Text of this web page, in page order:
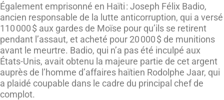
Également emprisonné en Haïti : Joseph Félix Badio,
ancien responsable de la lutte anticorruption, qui a versé
110 000 $ aux gardes de Moïse pour qu’ils se retirent
pendant l’assaut, et acheté pour 20 000 $ de munitions
avant le meurtre. Badio, qui n’a pas été inculpé aux
États-Unis, avait obtenu la majeure partie de cet argent
auprès de l’homme d’affaires haïtien Rodolphe Jaar, qui
a plaidé coupable dans le cadre du principal chef de
complot.